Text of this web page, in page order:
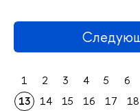
1 2 3 4 5 6
13
14 15 16 17 18